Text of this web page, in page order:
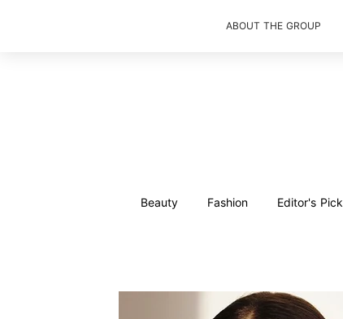
ABOUT THE GROUP
Beauty Fashion Editor's Pick